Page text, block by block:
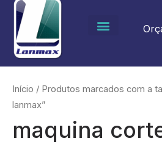
para
conteúdo
Início / Produtos marcados com a
lanmax”
maquina